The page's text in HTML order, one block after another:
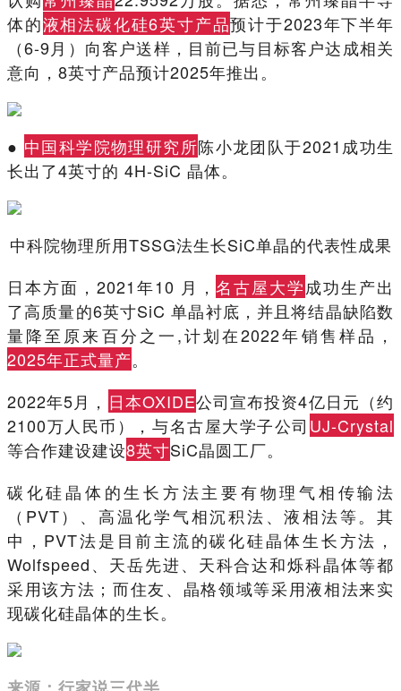
体的液相法碳化硅6英寸产品预计于2023年下半年
（6-9月）向客户送样，目前已与目标客户达成相关
意向，8英寸产品预计2025年推出。
● 中国科学院物理研究所陈小龙团队于2021成功生
长出了4英寸的 4H-SiC 晶体。
中科院物理所用TSSG法生长SiC单晶的代表性成果
日本方面，2021年10 月，名古屋大学成功生产出
了高质量的6英寸SiC 单晶衬底，并且将结晶缺陷数
量降至原来百分之一,计划在2022年销售样品，
2025年正式量产。
2022年5月， 日本OXIDE公司宣布投资4亿日元（约
2100万人民币），与名古屋大学子公司 UJ-Crystal
等合作建设建设8英寸SiC晶圆工厂。
碳化硅晶体的生长方法主要有物理气相传输法
（PVT）、高温化学气相沉积法、液相法等。其
中，PVT法是目前主流的碳化硅晶体生长方法，
Wolfspeed、天岳先进、天科合达和烁科晶体等都
采用该方法；而住友、晶格领域等采用液相法来实
现碳化硅晶体的生长。